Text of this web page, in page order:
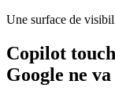
Une surface de
Copilot
Google ne va